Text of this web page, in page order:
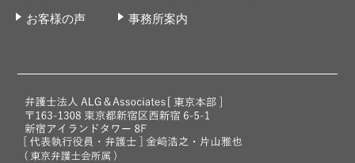
お客様の声
事務所案内